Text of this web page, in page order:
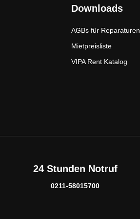
Downloads
AGBs für Reparaturen
Mietpreisliste
VIPA Rent Katalog
24 Stunden Notruf
0211-58015700